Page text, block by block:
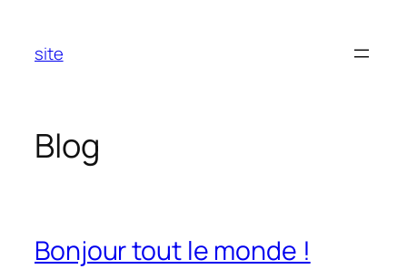
contenu
site
Blog
Bonjour tout le monde !